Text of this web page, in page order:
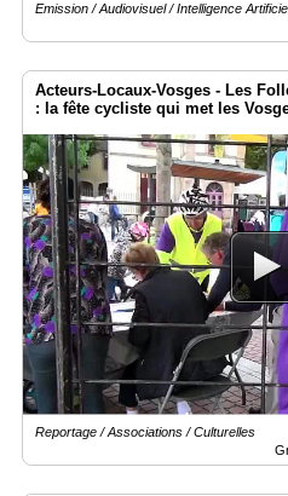
Emission / Audiovisuel / Intelligence
Acteurs-Locaux-Vosges - Les
: la fête cycliste qui met les
Reportage / Associations / Culturelles